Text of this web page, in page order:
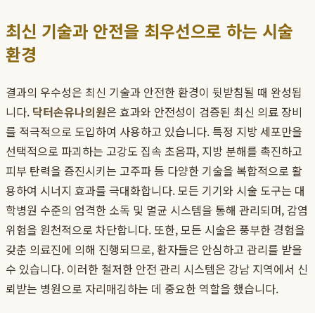
최신 기술과 안전을 최우선으로 하는 시술
환경
결과의 우수성은 최신 기술과 안전한 환경이 뒷받침될 때 완성됩
니다. 닥터손유나의원은 효과와 안전성이 검증된 최신 의료 장비
를 적극적으로 도입하여 사용하고 있습니다. 특정 지방 세포만을
선택적으로 파괴하는 고강도 집속 초음파, 지방 분해를 촉진하고
피부 탄력을 증진시키는 고주파 등 다양한 기술을 복합적으로 활
용하여 시너지 효과를 극대화합니다. 모든 기기와 시술 도구는 대
학병원 수준의 엄격한 소독 및 멸균 시스템을 통해 관리되며, 감염
위험을 원천적으로 차단합니다. 또한, 모든 시술은 풍부한 경험을
갖춘 의료진에 의해 진행되므로, 환자들은 안심하고 관리를 받을
수 있습니다. 이러한 철저한 안전 관리 시스템은 강남 지역에서 신
뢰받는 병원으로 자리매김하는 데 중요한 역할을 했습니다.